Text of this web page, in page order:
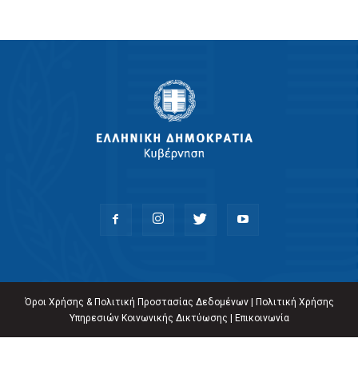
Όροι Χρήσης & Πολιτική Προστασίας Δεδομένων| Πολιτική Χρήσης
Υπηρεσιών Κοινωνικής Δικτύωσης | Επικοινωνία